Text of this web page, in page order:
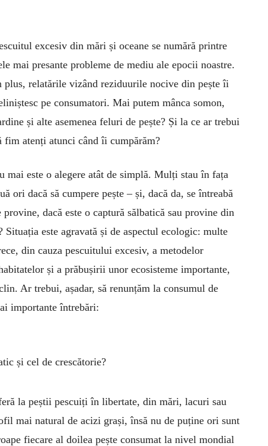
excesiv din mări și oceane se numără printre
mai presante probleme de mediu ale epocii noas­tre.
plus, relatările vizând reziduurile nocive din pește îi
pe consumatori. Mai putem mânca somon,
și alte asemenea feluri de pește? Și la ce ar trebui
fim atenți atunci când îi cumpărăm?
mai este o alegere atât de simplă. Mulți stau în fața
ori dacă să cumpere pește – și, dacă da, se întreabă
dacă este o captură sălbatică sau provine din
este agravată și de aspectul eco­logic: multe
din cauza pescuitului excesiv, a me­todelor
și a prăbușirii unor eco­sisteme importante,
Ar trebui, așadar, să renunțăm la consumul de
importante întrebări:
și cel de crescătorie?
la peștii pescuiți în libertate, din mări, lacuri sau
mai natural de acizi grași, însă nu de puține ori sunt
fiecare al doilea pește consumat la nivel mondial